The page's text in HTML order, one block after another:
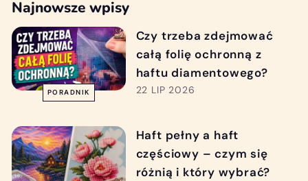
Najnowsze wpisy
PORADNIK
Czy trzeba zdejmować
całą folię ochronną z
haftu diamentowego?
22 LIP 2026
Haft pełny a haft
częściowy – czym się
różnią i który wybrać?